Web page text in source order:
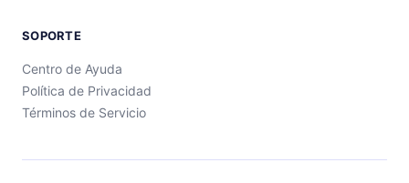
SOPORTE
Centro de Ayuda
Política de Privacidad
Términos de Servicio